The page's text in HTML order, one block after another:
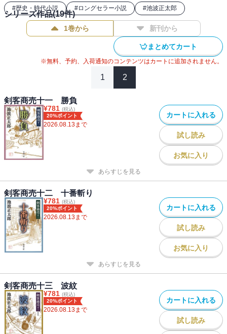
#歴史・時代小説 #ロングセラー小説 #池波正太郎
シリーズ作品(19件)
1巻から 新刊から
まとめてカート
※無料、予約、入荷通知のコンテンツはカートに追加されません。
1 2
剣客商売十一 勝負
¥781 (税込)
20%ポイント
2026.08.13まで
カートに入れる
試し読み
お気に入り
あらすじを見る
剣客商売十二 十番斬り
¥781 (税込)
20%ポイント
2026.08.13まで
カートに入れる
試し読み
お気に入り
あらすじを見る
剣客商売十三 波紋
¥781 (税込)
20%ポイント
2026.08.13まで
カートに入れる
試し読み